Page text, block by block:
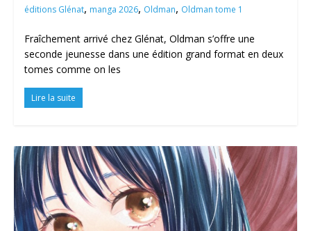
éditions Glénat, manga 2026, Oldman, Oldman tome 1
Fraîchement arrivé chez Glénat, Oldman s’offre une
seconde jeunesse dans une édition grand format en deux
tomes comme on les
Lire la suite